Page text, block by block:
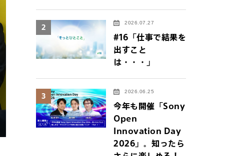
2 2026.07.27
#16「仕事で結果を
出すこと
は・・・」
3 2026.06.25
今年も開催「Sony
Open
Innovation Day
2026」。知ったら